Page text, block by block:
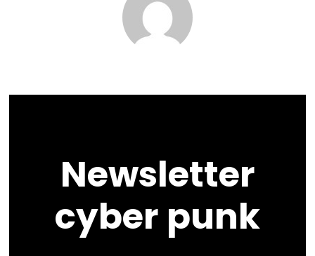
Newsletter
cyber punk